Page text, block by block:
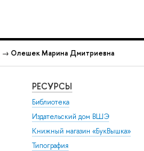
→ Олешек Марина Дмитриевна
РЕСУРСЫ
Библиотека
Издательский дом ВШЭ
Книжный магазин «БукВышка»
Типография